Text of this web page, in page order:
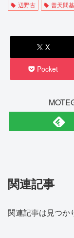
辺野古 普天間
X
Pocket
関連記事
関連記事は見つか